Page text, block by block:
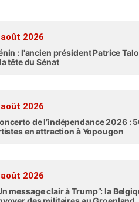
2026
: l'ancien président Patrice
tête du Sénat
2026
de l’indépendance 2026 :
en attraction à Yopougon
2026
message clair à Trump”: la